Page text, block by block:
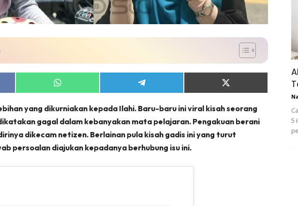
Share
on
Share
on
Share
on
(Twitter)
yang dikurniakan kepada Ilahi. Baru-baru ini viral kisah seorang
gagal dalam kebanyakan mata pelajaran. Pengakuan berani
dikecam netizen. Berlainan pula kisah gadis ini yang turut
persoalan diajukan kepadanya berhubung isu ini.
5